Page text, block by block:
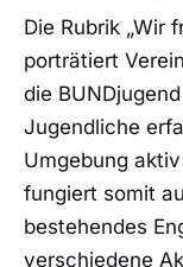
Die Rubrik „Wir
porträtiert
die
Jugendliche
Umgebung
fungiert somit
bestehendes
verschiedene